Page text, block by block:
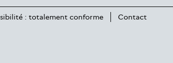
: totalement conforme Contact